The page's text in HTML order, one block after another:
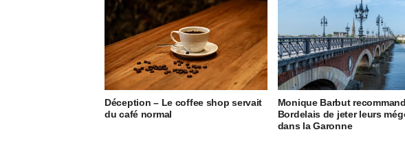
Déception – Le coffee shop servait
du café normal
Monique Barbut
Bordelais de jeter leurs
dans la Garonne